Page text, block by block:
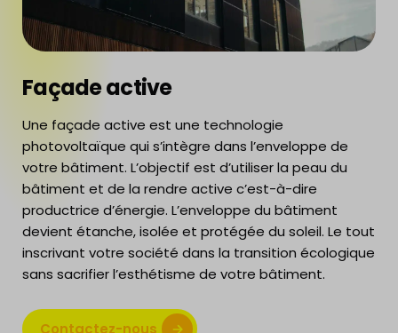
Façade active
Une façade active est une technologie
photovoltaïque qui s’intègre dans l’enveloppe de
votre bâtiment. L’objectif est d’utiliser la peau du
bâtiment et de la rendre active c’est-à-dire
productrice d’énergie. L’enveloppe du bâtiment
devient étanche, isolée et protégée du soleil. Le tout
inscrivant votre société dans la transition écologique
sans sacrifier l’esthétisme de votre bâtiment.
Contactez-nous